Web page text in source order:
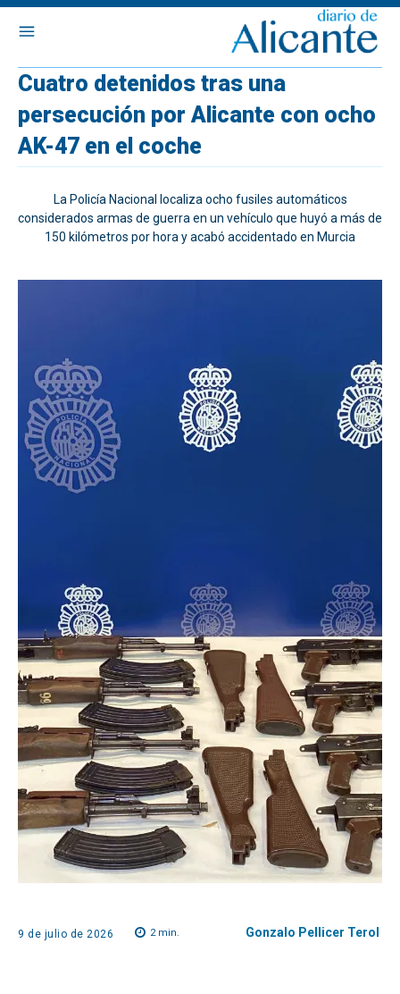
Cuatro detenidos tras una
persecución por Alicante con ocho
AK-47 en el coche
La Policía Nacional localiza ocho fusiles automáticos
considerados armas de guerra en un vehículo que huyó a más de
150 kilómetros por hora y acabó accidentado en Murcia
9 de julio de 2026 2min. Gonzalo Pellicer Terol